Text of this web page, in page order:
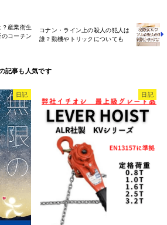
産業衛生
コーチン
コナン・ライン上の殺人の犯人は
誰？動機やトリックについても
日記 日記